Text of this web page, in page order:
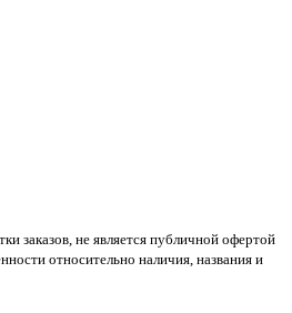
заказов, не является публичной офертой
относительно наличия, названия и